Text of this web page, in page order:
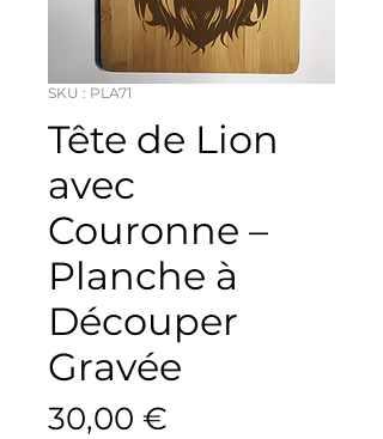
SKU : PLA71
Tête de Lion
avec
Couronne –
Planche à
Découper
Gravée
30,00 €